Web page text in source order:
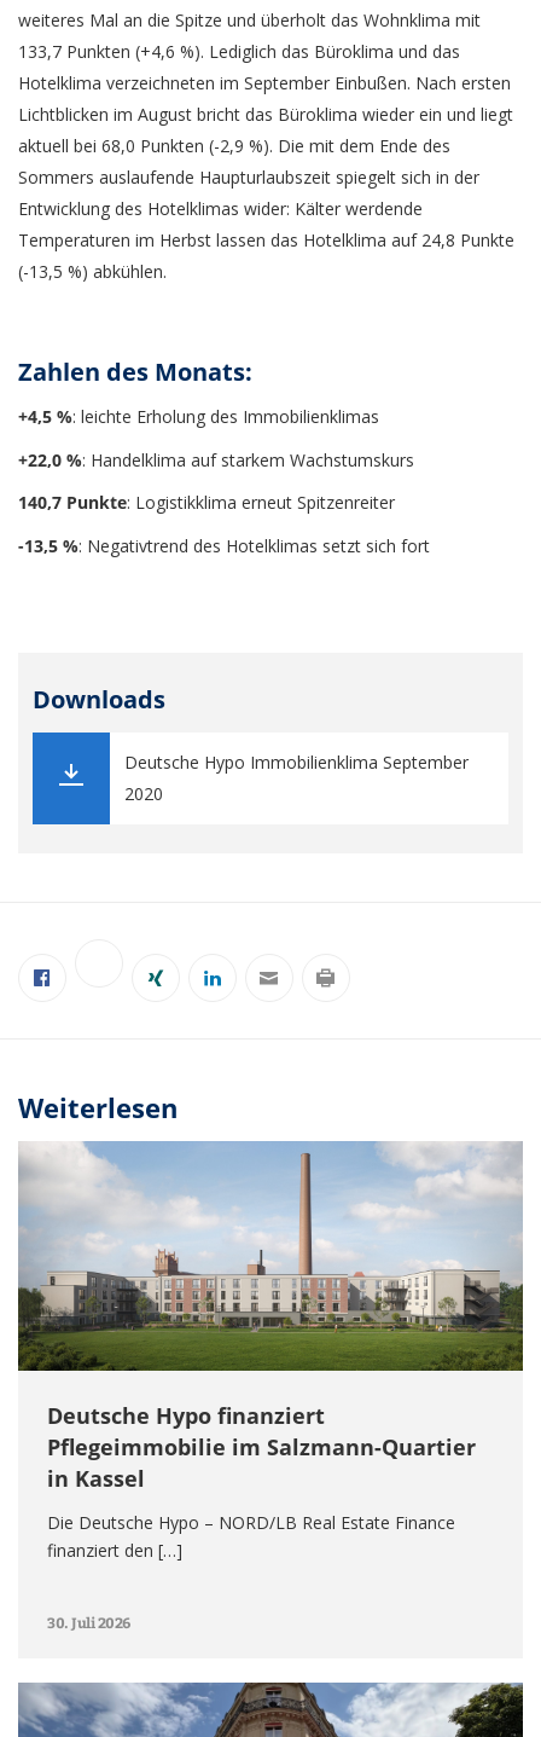
weiteres Mal an die Spitze und überholt das Wohnklima mit
133,7 Punkten (+4,6 %). Lediglich das Büroklima und das
Hotelklima verzeichneten im September Einbußen. Nach ersten
Lichtblicken im August bricht das Büroklima wieder ein und liegt
aktuell bei 68,0 Punkten (-2,9 %). Die mit dem Ende des
Sommers auslaufende Haupturlaubszeit spiegelt sich in der
Entwicklung des Hotelklimas wider: Kälter werdende
Temperaturen im Herbst lassen das Hotelklima auf 24,8 Punkte
(-13,5 %) abkühlen.
Zahlen des Monats:
+4,5 %: leichte Erholung des Immobilienklimas
+22,0 %: Handelklima auf starkem Wachstumskurs
140,7 Punkte: Logistikklima erneut Spitzenreiter
-13,5 %: Negativtrend des Hotelklimas setzt sich fort
Downloads
Deutsche Hypo Immobilienklima September
2020
Weiterlesen
Deutsche Hypo finanziert
Pflegeimmobilie im Salzmann-Quartier
in Kassel
Die Deutsche Hypo – NORD/LB Real Estate Finance
finanziert den […]
30. Juli 2026